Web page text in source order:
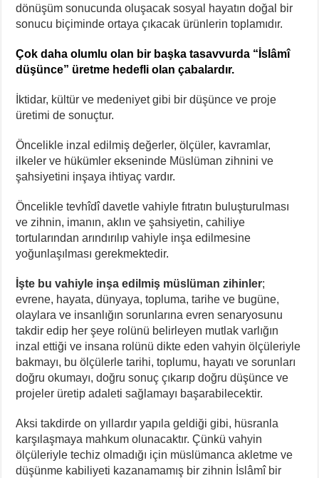
dönüşüm sonucunda oluşacak sosyal hayatın doğal bir
sonucu biçiminde ortaya çıkacak ürünlerin toplamıdır.
Çok daha olumlu olan bir başka tasavvurda “İslâmî
düşünce” üretme hedefli olan çabalardır.
İktidar, kültür ve medeniyet gibi bir düşünce ve proje
üretimi de sonuçtur.
Öncelikle inzal edilmiş değerler, ölçüler, kavramlar,
ilkeler ve hükümler ekseninde Müslüman zihnini ve
şahsiyetini inşaya ihtiyaç vardır.
Öncelikle tevhîdî davetle vahiyle fıtratın buluşturulması
ve zihnin, imanın, aklın ve şahsiyetin, cahiliye
tortularından arındırılıp vahiyle inşa edilmesine
yoğunlaşılması gerekmektedir.
İşte bu vahiyle inşa edilmiş müslüman zihinler;
evrene, hayata, dünyaya, topluma, tarihe ve bugüne,
olaylara ve insanlığın sorunlarına evren senaryosunu
takdir edip her şeye rolünü belirleyen mutlak varlığın
inzal ettiği ve insana rolünü dikte eden vahyin ölçüleriyle
bakmayı, bu ölçülerle tarihi, toplumu, hayatı ve sorunları
doğru okumayı, doğru sonuç çıkarıp doğru düşünce ve
projeler üretip adaleti sağlamayı başarabilecektir.
Aksi takdirde on yıllardır yapıla geldiği gibi, hüsranla
karşılaşmaya mahkum olunacaktır. Çünkü vahyin
ölçüleriyle techiz olmadığı için müslümanca akletme ve
düşünme kabiliyeti kazanamamış bir zihnin İslâmî bir